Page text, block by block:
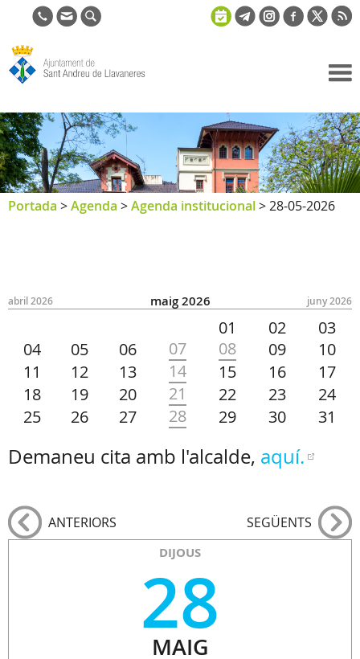
de Sant
Andreu de
Llavaneres
Portada >Agenda >Agenda institucional>28-05-2026
abril 2026 juny 2026
maig 2026
01 02
03
04
05 06 07 08 09
10
11
12 13 14 15 16
17
18
19 20 21 22 23
24
25
26 27 28 29 30 31
Demaneu cita amb l'alcalde, aquí.
ANTERIORS SEGÜENTS
DIJOUS
28
MAIG